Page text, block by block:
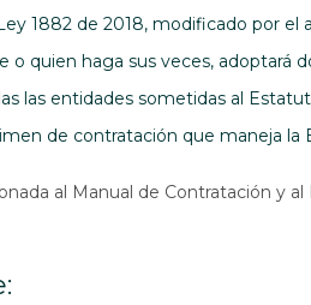
1882 de 2018, modificado por el
o quien haga sus veces, adoptará
las entidades sometidas al
de contratación que maneja
al Manual de Contratación y